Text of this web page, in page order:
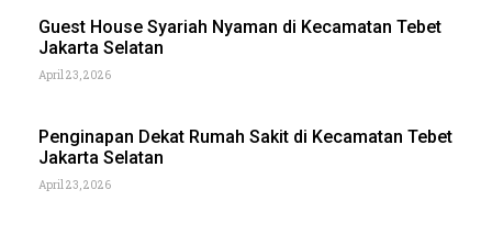
Guest House Syariah Nyaman di Kecamatan Tebet
Jakarta Selatan
April 23, 2026
Penginapan Dekat Rumah Sakit di Kecamatan Tebet
Jakarta Selatan
April 23, 2026